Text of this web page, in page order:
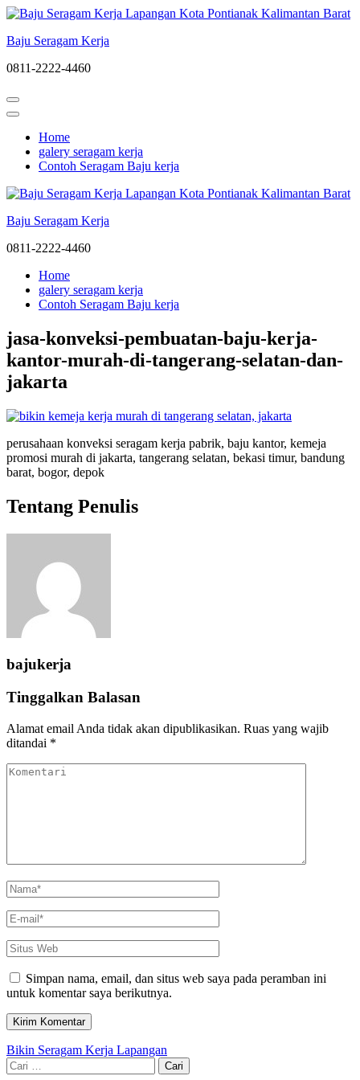
Lompat
konten
Enter)
Baju Seragam Kerja
0811-2222-4460
Home
galery seragam kerja
Contoh Seragam Baju kerja
Baju Seragam Kerja
0811-2222-4460
Home
galery seragam kerja
Contoh Seragam Baju kerja
jasa-konveksi-pembuatan-baju-kerja-
kantor-murah-di-tangerang-selatan-dan-
jakarta
perusahaan konveksi seragam kerja pabrik, baju kantor, kemeja
promosi murah di jakarta, tangerang selatan, bekasi timur, bandung
barat, bogor, depok
Tentang Penulis
bajukerja
Tinggalkan Balasan
Alamat email Anda tidak akan dipublikasikan. Ruas yang wajib
ditandai *
Komentari
Name*
Email*
Situs
Web
Simpan nama, email, dan situs web saya pada peramban ini
untuk komentar saya berikutnya.
Navigasi
pos
Bikin Seragam Kerja Lapangan
Cari